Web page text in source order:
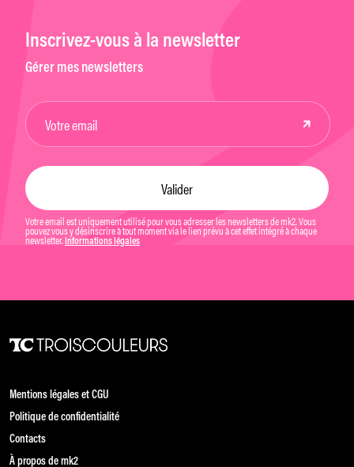
Inscrivez-vous à la newsletter
Gérer mes newsletters
Votre email est uniquement utilisé pour vous adresser les newsletters de mk2. Vous
pouvez vous y désinscrire à tout moment via le lien prévu à cet effet intégré à chaque
newsletter. Informations légales
Mentions légales et CGU
Politique de confidentialité
Contacts
À propos de mk2